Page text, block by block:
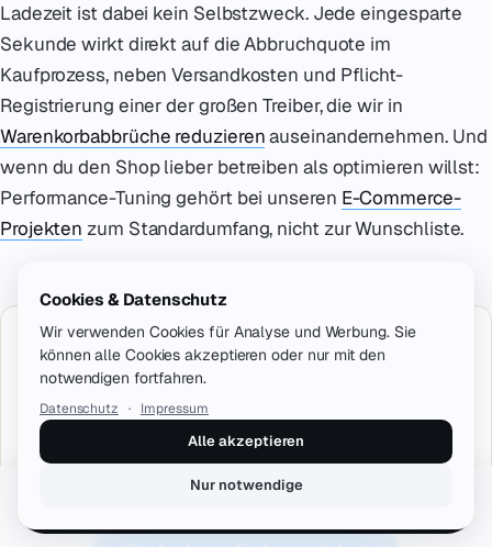
Ladezeit ist dabei kein Selbstzweck. Jede eingesparte
Sekunde wirkt direkt auf die Abbruchquote im
Kaufprozess, neben Versandkosten und Pflicht-
Registrierung einer der großen Treiber, die wir in
Warenkorbabbrüche reduzierenauseinandernehmen. Und
wenn du den Shop lieber betreiben als optimieren willst:
Performance-Tuning gehört bei unseren E-Commerce-
Projekten zum Standardumfang, nicht zur Wunschliste.
Shop-Performance-Audit gefällig?
Wir messen, wo dein WooCommerce-Shop Zeit verliert,
und setzen die Hebel um: von Cart Fragments über
Redis bis zur HPOS-Migration. Mit Vorher-Nachher-
Zahlen statt Bauchgefühl.
Cookies & Datenschutz
Wir verwenden Cookies für Analyse und Werbung. Sie
können alle Cookies akzeptieren oder nur mit den
notwendigen fortfahren.
Datenschutz · Impressum
Alle akzeptieren
Nur notwendige